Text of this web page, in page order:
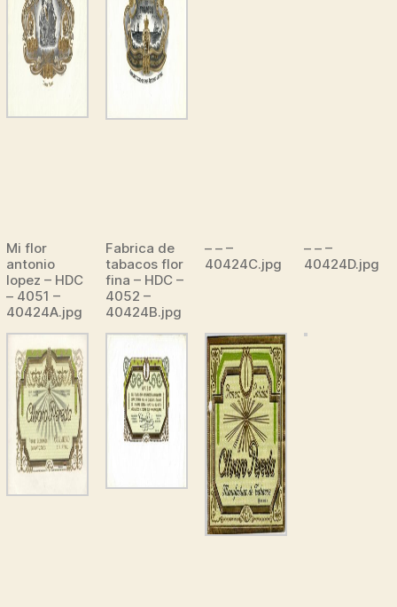
Mi flor
antonio
lopez – HDC
– 4051 –
40424A.jpg
Fabrica de
tabacos flor
fina – HDC –
4052 –
40424B.jpg
– – –
40424C.jpg
– – –
40424D.jpg